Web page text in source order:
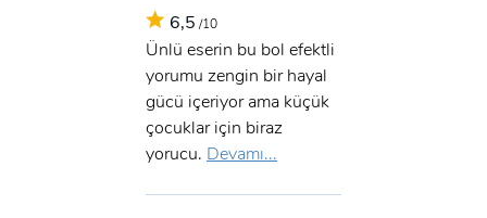
6,5 /10
Ünlü eserin bu bol efektli
yorumu zengin bir hayal
gücü içeriyor ama küçük
çocuklar için biraz
yorucu. Devamı...